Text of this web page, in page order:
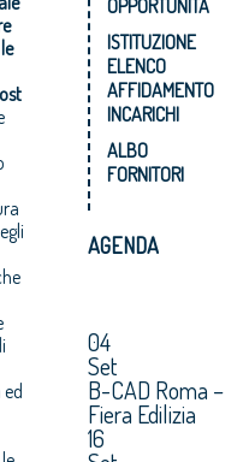
OPPORTUNITÀ
ISTITUZIONE
ELENCO
AFFIDAMENTO
INCARICHI
ALBO
FORNITORI
AGENDA
04
Set
B-CAD Roma –
Fiera Edilizia
16